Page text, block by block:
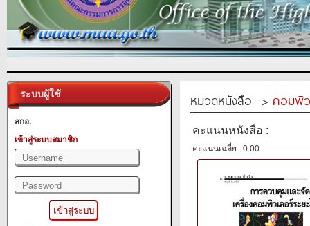
ระบบผู้ใช้
สกอ.
เข้าสู่ระบบสมาชิก
หมวดหนังสือ -> คอมพิ
คะแนนหนังสือ :
คะแนนเฉลี่ย : 0.00